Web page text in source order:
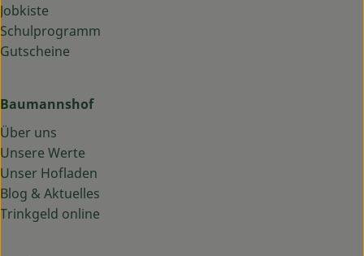
Jobkiste
Schulprogramm
Gutscheine
Baumannshof
Über uns
Unsere Werte
Unser Hofladen
Blog & Aktuelles
Trinkgeld online